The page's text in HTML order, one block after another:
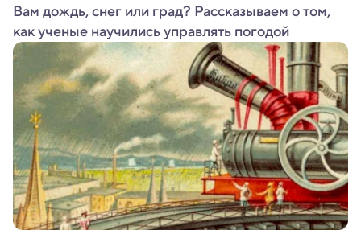
Вам дождь, снег или град? Рассказываем о том,
как ученые научились управлять погодой